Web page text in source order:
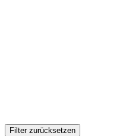
Filter zurücksetzen